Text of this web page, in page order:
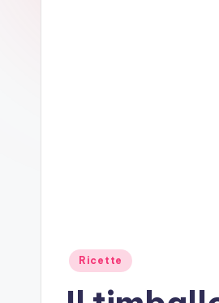
Posted
Ricette